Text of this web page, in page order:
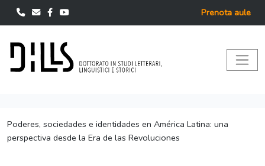
Prenota aule
Poderes, sociedades e identidades en América Latina: una
perspectiva desde la Era de las Revoluciones